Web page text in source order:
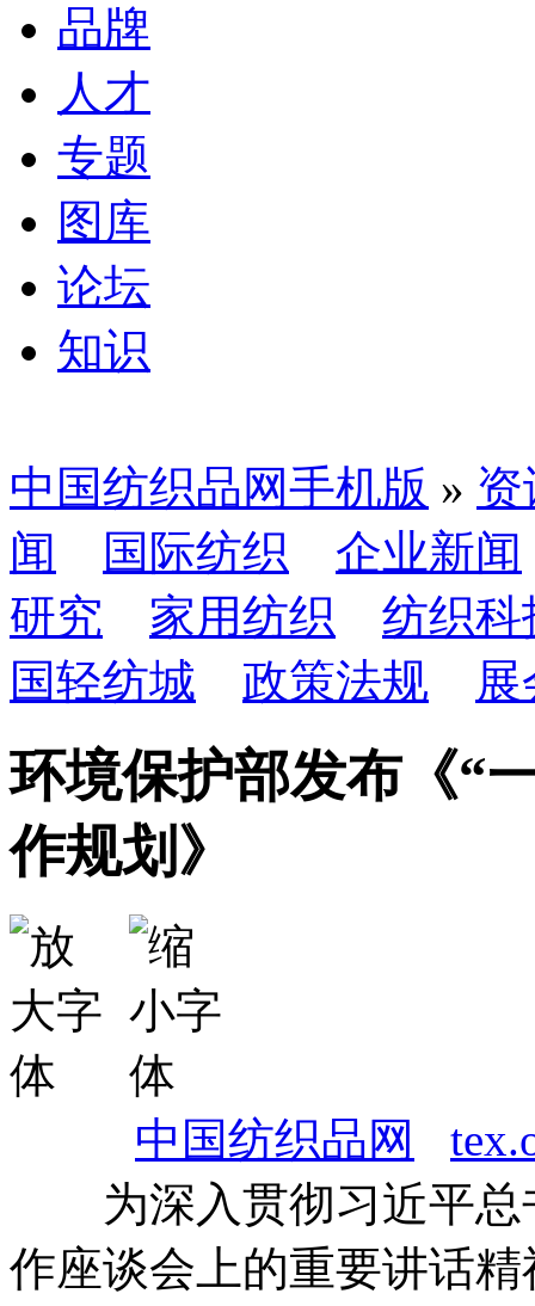
品牌
人才
专题
图库
论坛
知识
中国纺织品网手机版 » 资
闻
国际纺织
企业新闻
研究
家用纺织
纺织科
国轻纺城
政策法规
环境保护部发布《“
作规划》
中国纺织品网
为深入贯彻习近平总
作座谈会上的重要讲话